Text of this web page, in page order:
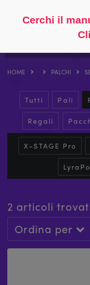
HOME PALCHI
Tutti Pali
Regali
X-STAGE Pro
2 articoli
Ordina per
Cerchi il